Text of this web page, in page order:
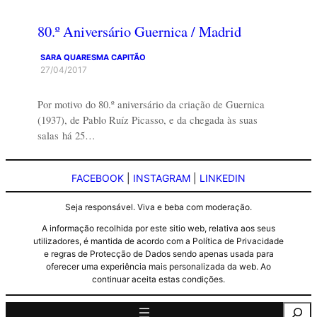
80.º Aniversário Guernica / Madrid
SARA QUARESMA CAPITÃO
27/04/2017
Por motivo do 80.º aniversário da criação de Guernica
(1937), de Pablo Ruíz Picasso, e da chegada às suas
salas há 25…
FACEBOOK INSTAGRAM LINKEDIN
Seja responsável. Viva e beba com moderação.
A informação recolhida por este sitio web, relativa aos seus
utilizadores, é mantida de acordo com a Política de Privacidade
e regras de Protecção de Dados sendo apenas usada para
oferecer uma experiência mais personalizada da web. Ao
continuar aceita estas condições.